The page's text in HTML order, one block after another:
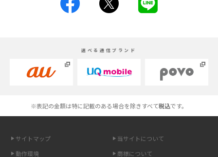
iPhoneの機種変更のやり方は？事前準備・手順やデータ移行方法をわかり
Androidスマホとは？特徴やメリット・デメリット、おススメ機種を紹介
高校生にスマホ制限は必要？所持率やメリット・デメリットを詳しく紹介
トを解説
選べる通信ブランド
※表記の金額は特に記載のある場合を除きすべて税込です。
サイトマップ
当サイトについて
動作環境
商標について